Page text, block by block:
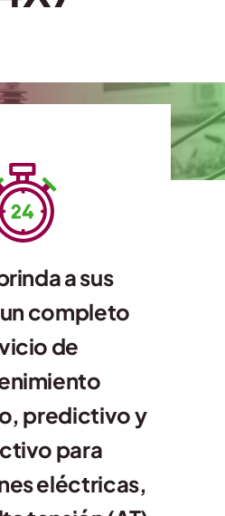
a sus
completo
de
predictivo y
para
eléctricas,